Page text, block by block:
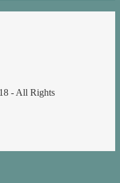
- All Rights